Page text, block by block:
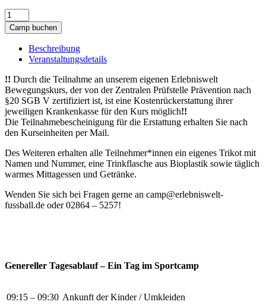
Sparkassensportcamp
-
SV
Uffeln
(28.08.
30.08.2026)
Menge
Camp buchen
Beschreibung
Veranstaltungsdetails
!! Durch die Teilnahme an unserem eigenen Erlebniswelt
Bewegungskurs, der von der Zentralen Prüfstelle Prävention nach
§20 SGB V zertifiziert ist, ist eine Kostenrückerstattung ihrer
jeweiligen Krankenkasse für den Kurs möglich!!
Die Teilnahmebescheinigung für die Erstattung erhalten Sie nach
den Kurseinheiten per Mail.
Des Weiteren erhalten alle Teilnehmer*innen ein eigenes Trikot mit
Namen und Nummer, eine Trinkflasche aus Bioplastik sowie täglich
warmes Mittagessen und Getränke.
Wenden Sie sich bei Fragen gerne an camp@erlebniswelt-
fussball.de oder 02864 – 5257!
Genereller Tagesablauf – Ein Tag im Sportcamp
09:15 – 09:30 Ankunft der Kinder / Umkleiden